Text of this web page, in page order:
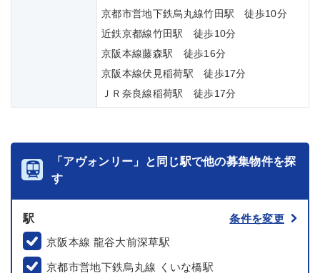
京都市営地下鉄烏丸線竹田駅 徒歩10分
近鉄京都線竹田駅 徒歩10分
京阪本線藤森駅 徒歩16分
京阪本線伏見稲荷駅 徒歩17分
ＪＲ奈良線稲荷駅 徒歩17分
「アヴォンリー」と同じ駅で他の募集物件を探
す
駅
条件を変更
京阪本線 龍谷大前深草駅
京都市営地下鉄烏丸線 くいな橋駅